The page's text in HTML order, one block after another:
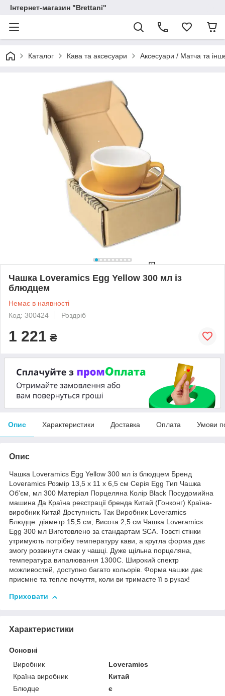
Інтернет-магазин "Brettani"
Каталог Кава та аксесуари Аксесуари / Матча та
Чашка Loveramics Egg Yellow 300 мл із
блюдцем
Немає в наявності
Код: 300424
Роздріб
1 221 ₴
Опис Характеристики Доставка Оплата Умови
Опис
Чашка Loveramics Egg Yellow 300 мл із блюдцем Бренд
Loveramics Розмір 13,5 х 11 х 6,5 см Серія Egg Тип Чашка
Об'єм, мл 300 Матеріал Порцеляна Колір Black Посудомийна
машина Да Країна реєстрації бренда Китай (Гонконг) Країна-
виробник Китай Доступність Так Виробник Loveramics
Блюдце: діаметр 15,5 см; Висота 2,5 см Чашка Loveramics
Egg 300 мл Виготовлено за стандартам SCA. Товсті стінки
утримують потрібну температуру кави, а кругла форма дає
змогу розвинути смак у чашці. Дуже щільна порцеляна,
температура випалювання 1300С. Широкий спектр
можливостей, доступно багато кольорів. Форма чашки дає
приємне та тепле почуття, коли ви тримаєте її в руках!
Приховати
Характеристики
Основні
Виробник
Loveramics
Країна виробник
Китай
Блюдце
є